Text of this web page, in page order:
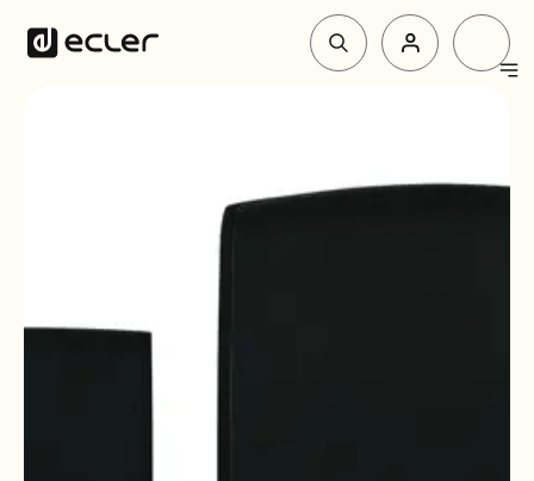
Unterstützung und Gemeinschaft